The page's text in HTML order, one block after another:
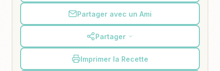
Partager avec un Ami
Partager
Imprimer la Recette